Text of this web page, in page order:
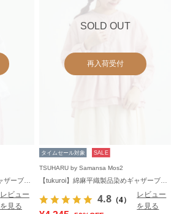
レビュー
を見る
SOLD OUT
再入荷受付
タイムセール対象 SALE
TSUHARU by Samansa Mos2
4.8 （4）
レビュー
を見る